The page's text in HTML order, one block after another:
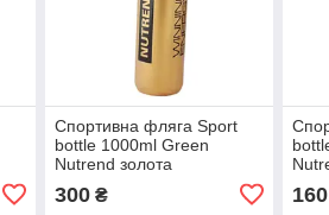
Спортивна фляга Sport
bottle 1000ml Green
Nutrend золота
300₴ 160